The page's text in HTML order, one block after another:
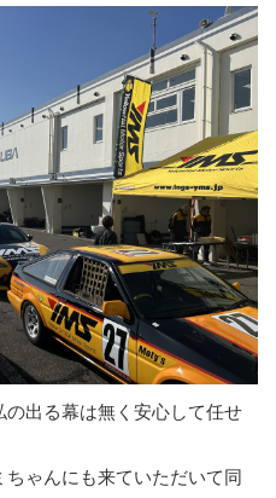
の出る幕は無く安心して任せ
ゃんにも来ていただいて同